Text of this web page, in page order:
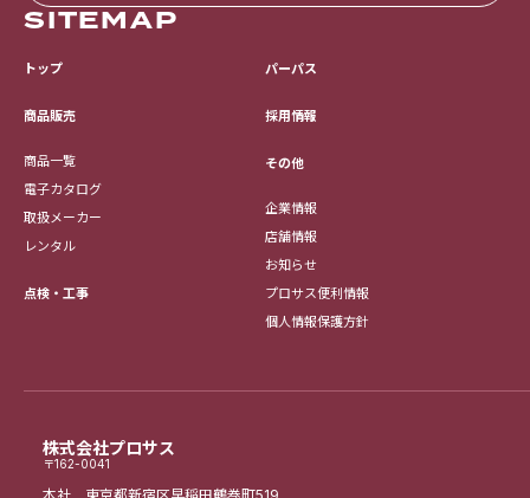
株式会社プロサス
〒162-0041
SITEMAP
トップ
商品販売
商品一覧
電子カタログ
取扱メーカー
レンタル
点検・工事
パーパス
採用情報
その他
企業情報
店舗情報
お知らせ
プロサス便利情報
個人情報保護方針